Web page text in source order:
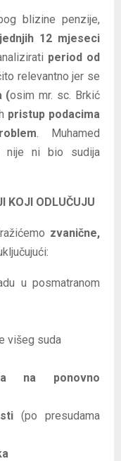
blizine penzije,
12 mjeseci
period od
relevantno jer se
(osim mr. sc. Brkić
pristup podacima
. Muhamed
nije ni bio sudija
KOJI ODLUČUJU
zvanične,
u posmatranom
višeg suda
na ponovno
(po presudama